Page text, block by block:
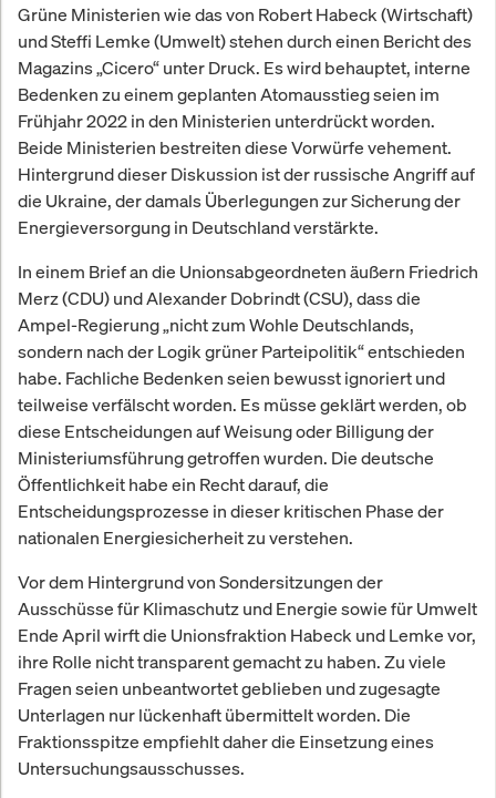
Grüne Ministerien wie das von Robert Habeck (Wirtschaft)
und Steffi Lemke (Umwelt) stehen durch einen Bericht des
Magazins „Cicero“ unter Druck. Es wird behauptet, interne
Bedenken zu einem geplanten Atomausstieg seien im
Frühjahr 2022 in den Ministerien unterdrückt worden.
Beide Ministerien bestreiten diese Vorwürfe vehement.
Hintergrund dieser Diskussion ist der russische Angriff auf
die Ukraine, der damals Überlegungen zur Sicherung der
Energieversorgung in Deutschland verstärkte.
In einem Brief an die Unionsabgeordneten äußern Friedrich
Merz (CDU) und Alexander Dobrindt (CSU), dass die
Ampel-Regierung „nicht zum Wohle Deutschlands,
sondern nach der Logik grüner Parteipolitik“ entschieden
habe. Fachliche Bedenken seien bewusst ignoriert und
teilweise verfälscht worden. Es müsse geklärt werden, ob
diese Entscheidungen auf Weisung oder Billigung der
Ministeriumsführung getroffen wurden. Die deutsche
Öffentlichkeit habe ein Recht darauf, die
Entscheidungsprozesse in dieser kritischen Phase der
nationalen Energiesicherheit zu verstehen.
Vor dem Hintergrund von Sondersitzungen der
Ausschüsse für Klimaschutz und Energie sowie für Umwelt
Ende April wirft die Unionsfraktion Habeck und Lemke vor,
ihre Rolle nicht transparent gemacht zu haben. Zu viele
Fragen seien unbeantwortet geblieben und zugesagte
Unterlagen nur lückenhaft übermittelt worden. Die
Fraktionsspitze empfiehlt daher die Einsetzung eines
Untersuchungsausschusses.